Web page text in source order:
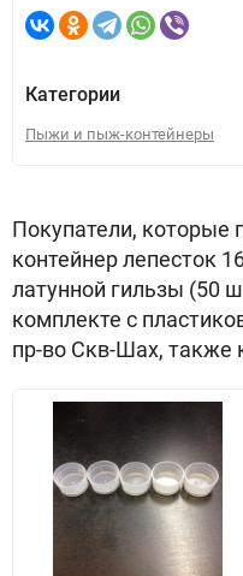
Категории
Пыжи и пыж-контейнеры
Покупатели,
контейнер лепесток
латунной гильзы (50
комплекте с
пр-во Скв-Шах, также